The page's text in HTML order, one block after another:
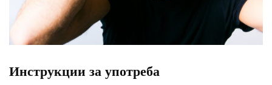
Инструкции за употреба